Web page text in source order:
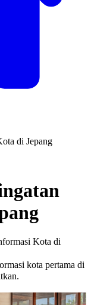
di Jepang
Kota di
kota pertama di